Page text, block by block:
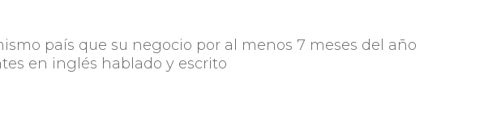
país que su negocio por al menos 7 meses del año
en inglés hablado y escrito